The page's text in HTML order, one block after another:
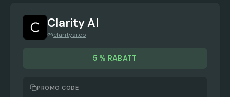
Clarity AI
clarityai.co
5 % RABATT
PROMO CODE